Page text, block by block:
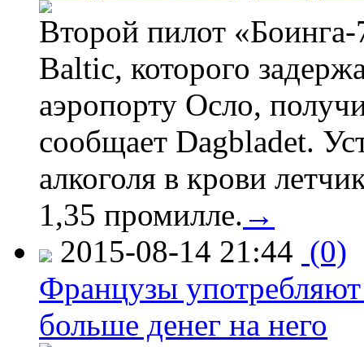
Второй пилот
Baltic, которого
аэропорту Осло,
сообщает Dagbladet.
алкоголя в крови
1,35 промилле. →
2015-08-14 21:44 (0)
Французы
больше денег на него